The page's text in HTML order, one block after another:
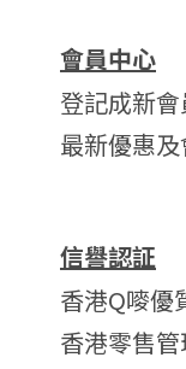
會員中心
登記成新會
最新優惠
信譽認証
香港Q嘜優
香港零售